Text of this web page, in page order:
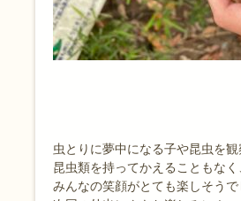
虫とりに夢中になる子や昆虫を
昆虫類を持ってかえることもな
みんなの笑顔がとても楽しそうで